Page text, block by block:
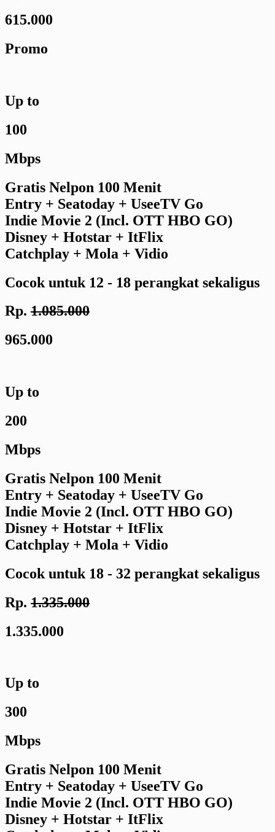
615.000
Promo
Up to
100
Mbps
Gratis Nelpon 100 Menit
Entry + Seatoday + UseeTV Go
Indie Movie 2 (Incl. OTT HBO GO)
Disney + Hotstar + ItFlix
Catchplay + Mola + Vidio
Cocok untuk 12 - 18 perangkat sekaligus
Rp. 1.085.000
965.000
Up to
200
Mbps
Gratis Nelpon 100 Menit
Entry + Seatoday + UseeTV Go
Indie Movie 2 (Incl. OTT HBO GO)
Disney + Hotstar + ItFlix
Catchplay + Mola + Vidio
Cocok untuk 18 - 32 perangkat sekaligus
Rp. 1.335.000
1.335.000
Up to
300
Mbps
Gratis Nelpon 100 Menit
Entry + Seatoday + UseeTV Go
Indie Movie 2 (Incl. OTT HBO GO)
Disney + Hotstar + ItFlix